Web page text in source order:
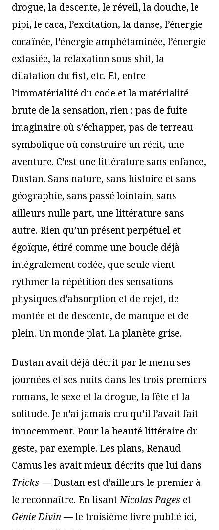
drogue, la descente, le réveil, la douche, le
pipi, le caca, l’excitation, la danse, l’énergie
cocaïnée, l’énergie amphétaminée, l’énergie
extasiée, la relaxation sous shit, la
dilatation du fist, etc. Et, entre
l’immatérialité du code et la matérialité
brute de la sensation, rien : pas de fuite
imaginaire où s’échapper, pas de terreau
symbolique où construire un récit, une
aventure. C’est une littérature sans enfance,
Dustan. Sans nature, sans histoire et sans
géographie, sans passé lointain, sans
ailleurs nulle part, une littérature sans
autre. Rien qu’un présent perpétuel et
égoïque, étiré comme une boucle déjà
intégralement codée, que seule vient
rythmer la répétition des sensations
physiques d’absorption et de rejet, de
montée et de descente, de manque et de
plein. Un monde plat. La planète grise.
Dustan avait déjà décrit par le menu ses
journées et ses nuits dans les trois premiers
romans, le sexe et la drogue, la fête et la
solitude. Je n’ai jamais cru qu’il l’avait fait
innocemment. Pour la beauté littéraire du
geste, par exemple. Les plans, Renaud
Camus les avait mieux décrits que lui dans
Tricks —Dustan est d’ailleurs le premier à
le reconnaître. En lisantNicolas Pages et
Génie Divin —le troisième livre publié ici,